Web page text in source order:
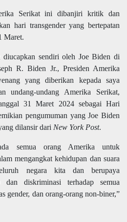
Serikat ini dibanjiri kritik dan
hari transgender yang bertepatan
Maret.
diucapkan sendiri oleh Joe Biden di
R. Biden Jr., Presiden Amerika
yang diberikan kepada saya
undang-undang Amerika Serikat,
31 Maret 2024 sebagai Hari
pengumuman yang Joe Biden
dilansir dari New York Post.
semua orang Amerika untuk
mengangkat kehidupan dan suara
negara kita dan berupaya
dan diskriminasi terhadap semua
gender, dan orang-orang non-biner,”